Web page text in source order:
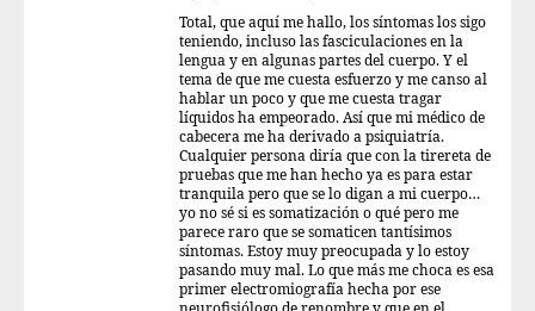
Total, que aquí me hallo, los síntomas los sigo
teniendo, incluso las fasciculaciones en la
lengua y en algunas partes del cuerpo. Y el
tema de que me cuesta esfuerzo y me canso al
hablar un poco y que me cuesta tragar
líquidos ha empeorado. Así que mi médico de
cabecera me ha derivado a psiquiatría.
Cualquier persona diría que con la tirereta de
pruebas que me han hecho ya es para estar
tranquila pero que se lo digan a mi cuerpo…
yo no sé si es somatización o qué pero me
parece raro que se somaticen tantísimos
síntomas. Estoy muy preocupada y lo estoy
pasando muy mal. Lo que más me choca es esa
primer electromiografía hecha por ese